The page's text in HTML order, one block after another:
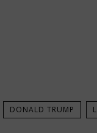
DONALD TRUMP